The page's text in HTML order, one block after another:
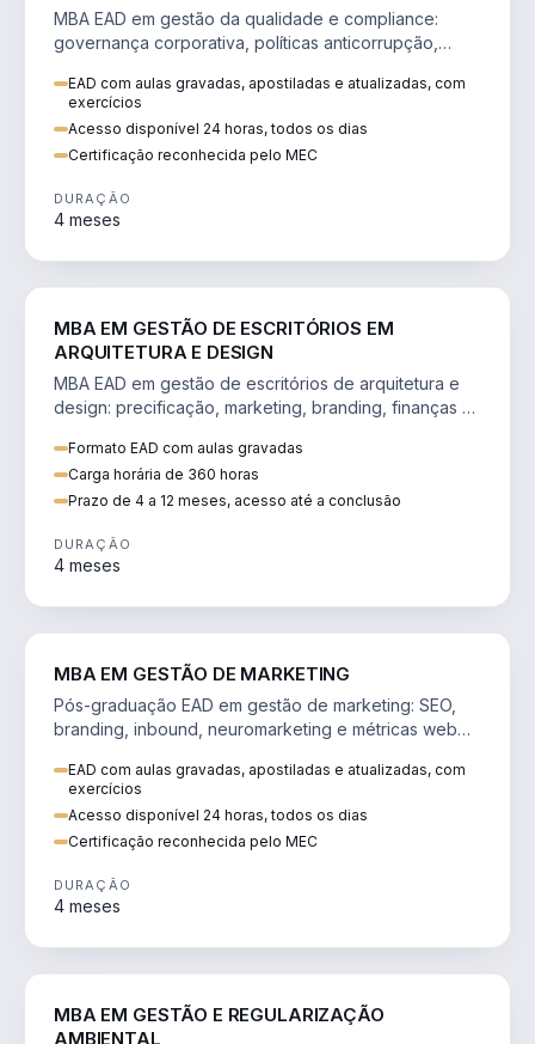
MBA EAD em gestão da qualidade e compliance:
governança corporativa, políticas anticorrupção,
EAD com aulas gravadas, apostiladas e atualizadas, com
exercícios
Acesso disponível 24 horas, todos os dias
Certificação reconhecida pelo MEC
DURAÇÃO
4 meses
MBA EM GESTÃO DE ESCRITÓRIOS EM
ARQUITETURA E DESIGN
MBA EAD em gestão de escritórios de arquitetura e
design: precificação, marketing, branding, finanças e
Formato EAD com aulas gravadas
Carga horária de 360 horas
Prazo de 4 a 12 meses, acesso até a conclusão
DURAÇÃO
4 meses
MBA EM GESTÃO DE MARKETING
Pós-graduação EAD em gestão de marketing: SEO,
branding, inbound, neuromarketing e métricas web
EAD com aulas gravadas, apostiladas e atualizadas, com
exercícios
Acesso disponível 24 horas, todos os dias
Certificação reconhecida pelo MEC
DURAÇÃO
4 meses
MBA EM GESTÃO E REGULARIZAÇÃO
AMBIENTAL